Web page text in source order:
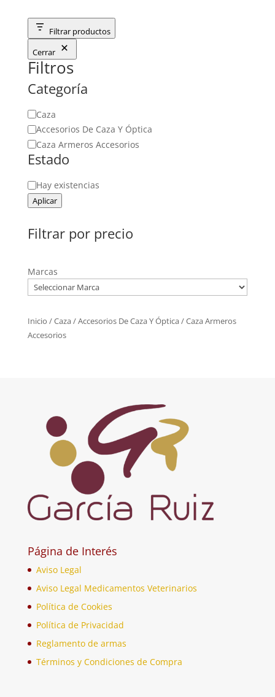
Filtrar productos
Cerrar
Filtros
Categoría
Categoría
Caza
Accesorios De Caza Y Óptica
Caza Armeros Accesorios
Estado
Estado
Hay existencias
Aplicar
Filtrar por precio
Marcas
Inicio /Caza/Accesorios De Caza Y Óptica/ Caza Armeros
Accesorios
Página de Interés
Aviso Legal
Aviso Legal Medicamentos Veterinarios
Política de Cookies
Política de Privacidad
Reglamento de armas
Términos y Condiciones de Compra